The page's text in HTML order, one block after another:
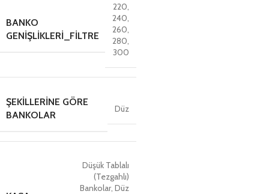
BANKO
GENIŞLIKLERI_FILTRE
220
240
260
280
300
ŞEKILLERINE GÖRE
BANKOLAR
Düz
Düşük Tablalı
(Tezgahlı)
Bankolar, Düz